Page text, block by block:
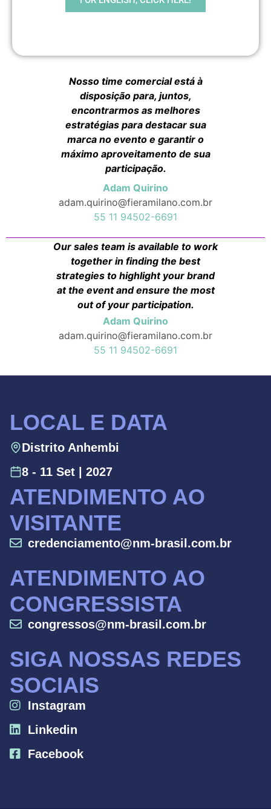
Nosso time comercial está à
disposição para, juntos,
encontrarmos as melhores
estratégias para destacar sua
marca no evento e garantir o
máximo aproveitamento de sua
participação.
Adam Quirino
adam.quirino@fieramilano.com.br
55 11 94502-6691
Our sales team is available to work
together in finding the best
strategies to highlight your brand
at the event and ensure the most
out of your participation.
Adam Quirino
adam.quirino@fieramilano.com.br
55 11 94502-6691
LOCAL E DATA
Distrito Anhembi
8 - 11 Set | 2027
ATENDIMENTO AO
VISITANTE
credenciamento@nm-brasil.com.br
ATENDIMENTO AO
CONGRESSISTA
congressos@nm-brasil.com.br
SIGA NOSSAS REDES
SOCIAIS
Instagram
Linkedin
Facebook